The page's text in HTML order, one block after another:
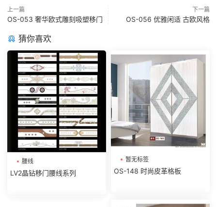
上一篇
OS-053 奢华欧式雕刻吸塑移门
下一篇
OS-056 优雅闲适 古欧风格
猜你喜欢
腰线
LV2晶钻移门腰线系列
暂无标签
OS-148 时尚皮革格板